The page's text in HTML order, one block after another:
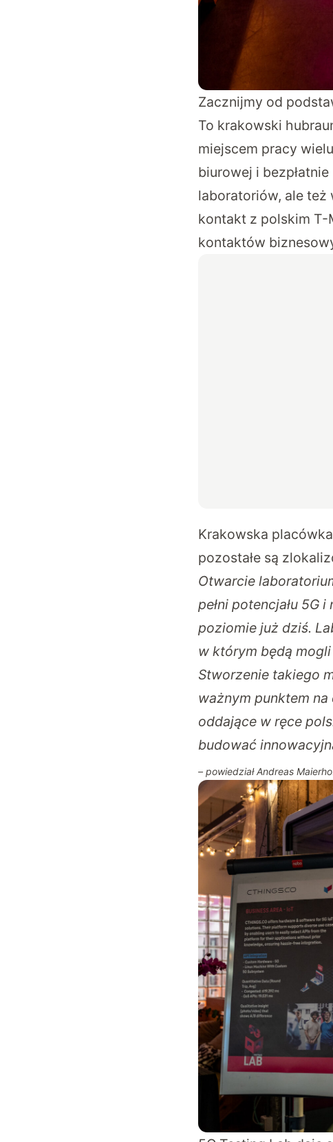
Zacznijmy od
To krakowski
miejscem pracy
biurowej i
laboratoriów, ale też
kontakt z polskim T-
kontaktów
Krakowska
pozostałe są
Otwarcie
pełni potencjału
poziomie już dziś.
w którym będą
Stworzenie takiego
ważnym punktem
oddające w ręce
budować
– powiedział Andreas